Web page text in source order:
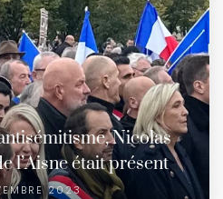
Nicolas
l’Aisne était présent
2023